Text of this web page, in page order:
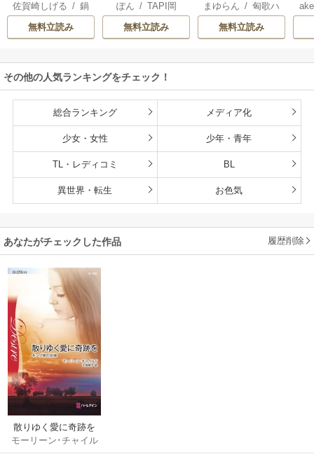
ん、剣聖になる
～ただの田舎の剣
術師範だったの
たちが俺を放って
くれない件～
佐賀崎しげる /鍋
島テツヒロ
無料立読み
にしましょう ～子
狼に気に入られた
男の転移物語～
ぽん / TAPI岡
無料立読み
ラナ・キンジェで
す。ごきげんよ
う。
まゆらん /匈歌ハ
トリ
無料立読み
帝
その他の人気ランキングをチェック！
総合ランキング メディア化
少女・女性 少年・青年
TL・レディコミ BL
異世界・転生 お色気
あなたがチェックした作品 履歴削除
散りゆく愛に奇跡を
モーリーン･チャイル
ド/大田朋子